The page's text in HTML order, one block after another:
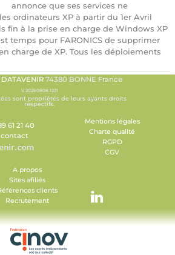
annonce que ses services ne
ordinateurs XP à partir du 1er Avril
fin à la prise en charge de Windows XP
temps pour FARONICS de supprimer
charge de XP. Tous les déploiements
DATAVENIR74380 BONNE France
V.20260808.1231
sont propriétés de leurs ayants droits
respectifs.
61 21 40
contact
Mentions légales
Charte qualité
RGPD
CGV
A propos
Sites afiliés
clients
Recrutement